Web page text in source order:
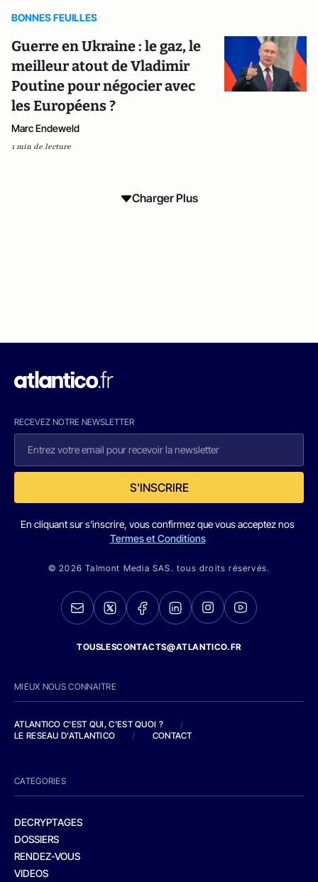
BONNES FEUILLES
Guerre en Ukraine : le gaz, le
meilleur atout de Vladimir
Poutine pour négocier avec
les Européens ?
Marc Endeweld
1 min de lecture
Charger Plus
RECEVEZ NOTRE NEWSLETTER
S'INSCRIRE
En cliquant sur s'inscrire, vous confirmez que vous acceptez nos
Termes et Conditions
© 2026 Talmont Media SAS. tous droits réservés.
TOUSLESCONTACTS@ATLANTICO.FR
MIEUX NOUS CONNAITRE
ATLANTICO C'EST QUI, C'EST QUOI ?
/
LE RESEAU D'ATLANTICO
/ CONTACT
CATEGORIES
DECRYPTAGES
DOSSIERS
RENDEZ-VOUS
VIDEOS